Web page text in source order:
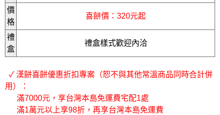
價
格
喜餅價：320元起
禮
盒
禮盒樣式歡迎內洽
✓ 漢餅喜餅優惠折扣專案（恕不與其他常溫商品同時合計併
用）：
滿7000元，享台灣本島免運費宅配1處
滿1萬元以上享98折，再享台灣本島免運費